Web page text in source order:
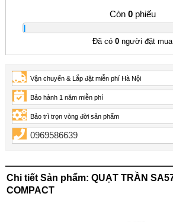
Còn 0phiếu
Đã có0 người đặt mua
Vận chuyển & Lắp đặt miễn phí Hà Nội
Bảo hành 1 năm miễn phí
Bảo trì trọn vòng đời sản phẩm
0969586639
Chi tiết Sản phẩm: QUẠT TRẦN
COMPACT